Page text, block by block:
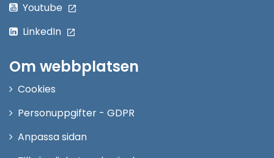
Youtube
LinkedIn
Om webbplatsen
Cookies
Personuppgifter - GDPR
Anpassa sidan